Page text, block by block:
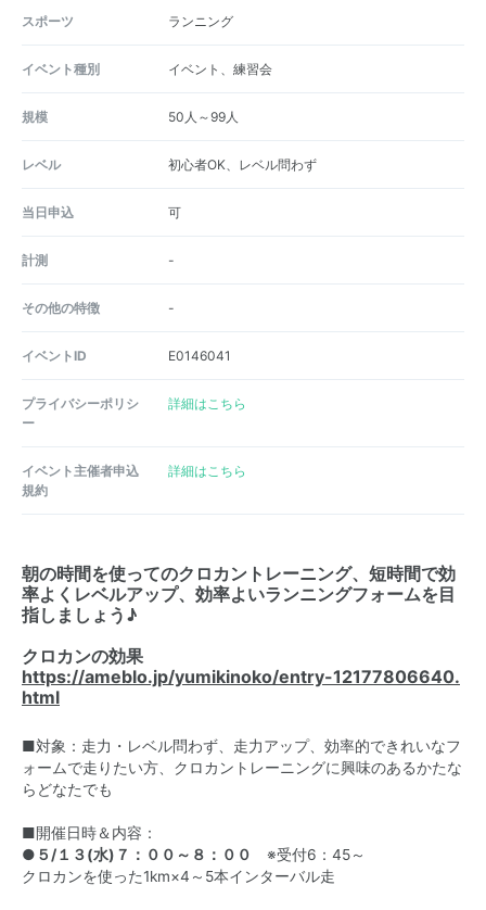
スポーツ ランニング
イベント種別 イベント、練習会
規模 50人～99人
レベル 初心者OK、レベル問わず
当日申込 可
計測 -
その他の特徴 -
イベントID E0146041
プライバシーポリシ
ー
詳細はこちら
イベント主催者申込
規約
詳細はこちら
朝の時間を使ってのクロカントレーニング、短時間で効
率よくレベルアップ、効率よいランニングフォームを目
指しましょう♪
クロカンの効果
https://ameblo.jp/yumikinoko/entry-12177806640.
html
■対象：走力・レベル問わず、走力アップ、効率的できれいなフ
ォームで走りたい方、クロカントレーニングに興味のあるかたな
らどなたでも
■開催日時＆内容：
● ５/１３(水)７：００～８：００
※受付6：45～
クロカンを使った1km×4～5本インターバル走